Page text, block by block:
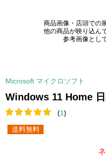
商品画像・店頭での
他の商品が映り込ん
参考画像とし
Microsoft マイクロソフト
Windows 11 Home 日
(1)
送料無料